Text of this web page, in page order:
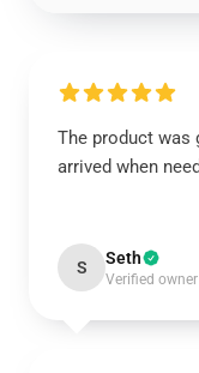
The product was
arrived when
S Seth
Verified owner